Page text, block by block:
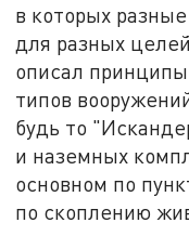
в которых
для разных
описал
типов
будь то
и наземных
основном по
по скоплению